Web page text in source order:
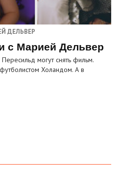
ДЕЛЬВЕР
с Марией Дельвер
могут снять фильм.
Холандом. А в